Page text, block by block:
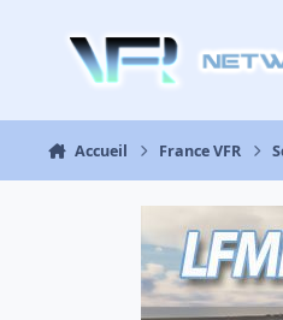
Accueil France VFR